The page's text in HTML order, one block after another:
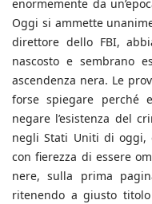
enormemente da
Oggi si ammette
direttore dello FBI,
nascosto e sembrano
ascendenza nera. Le
forse spiegare perché
negare l’esistenza del
negli Stati Uniti di oggi,
con fierezza di essere
nere, sulla prima
ritenendo a giusto